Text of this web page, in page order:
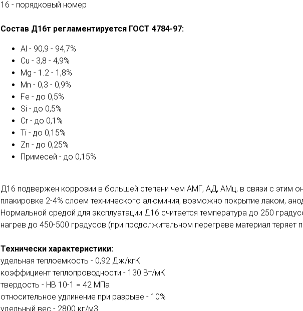
16 - порядковый номер
Состав Д16т регламентируется ГОСТ 4784-97:
Al - 90,9 - 94,7%
Cu - 3,8 - 4,9%
Mg - 1.2 - 1,8%
Mn - 0,3 - 0,9%
Fe - до 0,5%
Si - до 0,5%
Cr - до 0,1%
Ti - до 0,15%
Zn - до 0,25%
Примесей - до 0,15%
Д16 подвержен коррозии в большей степени чем АМГ, АД, АМц, в связи с этим
плакировке 2-4% слоем технического алюминия, возможно покрытие лаком,
Нормальной средой для эксплуатации Д16 считается температура до 250
нагрев до 450-500 градусов (при продолжительном перегреве материал теряет
Технически характеристики:
удельная теплоемкость - 0,92 Дж/кгК
коэффициент теплопроводности - 130 Вт/мК
твердость - HB 10-1 = 42 МПа
относительное удлинение при разрыве - 10%
удельный вес - 2800 кг/м3